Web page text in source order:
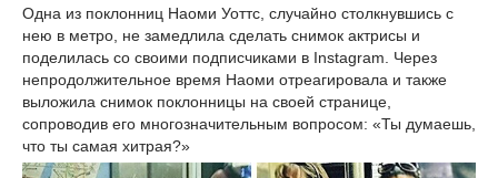
Одна из поклонниц Наоми Уоттс, случайно столкнувшись с
нею в метро, не замедлила сделать снимок актрисы и
поделилась со своими подписчиками в Instagram. Через
непродолжительное время Наоми отреагировала и также
выложила снимок поклонницы на своей странице,
сопроводив его многозначительным вопросом: «Ты думаешь,
что ты самая хитрая?»